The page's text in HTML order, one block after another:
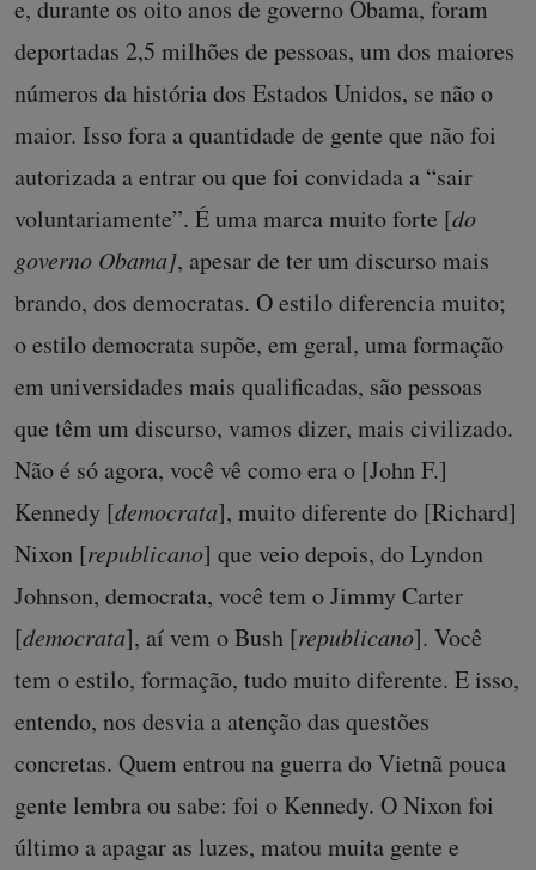
e, durante os oito anos de governo Obama, foram
deportadas 2,5 milhões de pessoas, um dos maiores
números da história dos Estados Unidos, se não o
maior. Isso fora a quantidade de gente que não foi
autorizada a entrar ou que foi convidada a “sair
voluntariamente”. É uma marca muito forte [do
governo Obama], apesar de ter um discurso mais
brando, dos democratas. O estilo diferencia muito;
o estilo democrata supõe, em geral, uma formação
em universidades mais qualificadas, são pessoas
que têm um discurso, vamos dizer, mais civilizado.
Não é só agora, você vê como era o [John F.]
Kennedy [democrata], muito diferente do [Richard]
Nixon [republicano] que veio depois, do Lyndon
Johnson, democrata, você tem o Jimmy Carter
[democrata], aí vem o Bush [republicano]. Você
tem o estilo, formação, tudo muito diferente. E isso,
entendo, nos desvia a atenção das questões
concretas. Quem entrou na guerra do Vietnã pouca
gente lembra ou sabe: foi o Kennedy. O Nixon foi
último a apagar as luzes, matou muita gente e